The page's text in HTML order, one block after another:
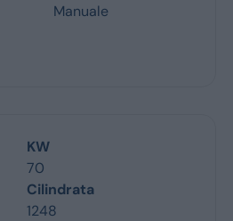
Manuale
KW
70
Cilindrata
1248